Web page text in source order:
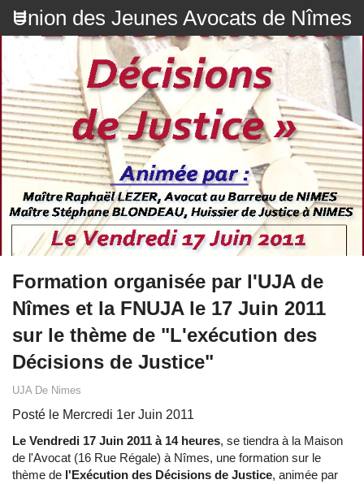
Union des Jeunes Avocats de Nîmes
Formation organisée par l'UJA de
Nîmes et la FNUJA le 17 Juin 2011
sur le thème de "L'exécution des
Décisions de Justice"
UJA De Nimes
Posté le Mercredi 1er Juin 2011
Le Vendredi 17 Juin 2011 à 14 heures, se tiendra à la Maison
de l'Avocat (16 Rue Régale) à Nîmes, une formation sur le
thème de l'Exécution des Décisions de Justice, animée par